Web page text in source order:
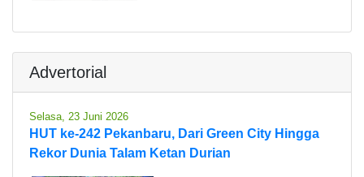
Advertorial
Selasa, 23 Juni 2026
HUT ke-242 Pekanbaru, Dari Green City Hingga
Rekor Dunia Talam Ketan Durian